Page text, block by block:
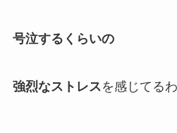
号泣するくらいの
強烈なストレスを感じてる